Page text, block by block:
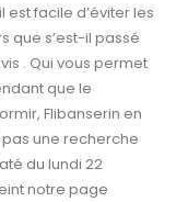
est facile d’éviter les
que s’est-il passé
. Qui vous permet
que le
Flibanserin en
pas une recherche
du lundi 22
notre page